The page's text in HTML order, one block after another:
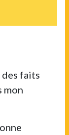
des faits
mon